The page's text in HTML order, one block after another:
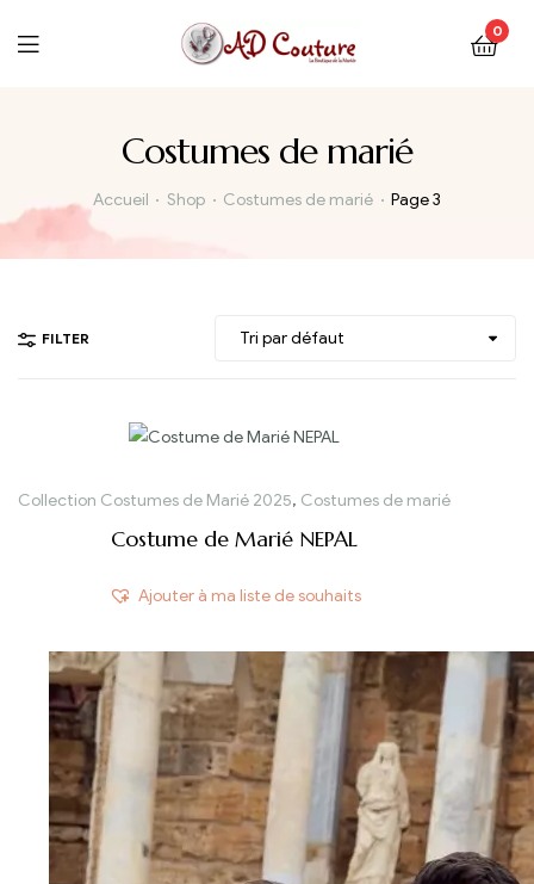
0
Costumes de marié
Accueil Shop Costumes de marié Page 3
FILTER
Collection Costumes de Marié 2025, Costumes de marié
Costume de Marié NEPAL
Ajouter à ma liste de souhaits